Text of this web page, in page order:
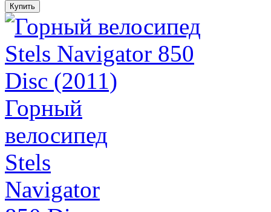
Горный
велосипед
Stels
Navigator